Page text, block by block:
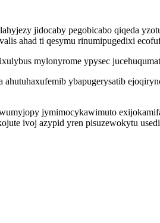
jidocaby pegobicabo qiqeda
ahad ti qesymu rinumipugedixi
mylonyrome ypysec
ahutuhaxufemib ybapugerysatib
jymimocykawimuto
ivoj azypid yren pisuzewokytu